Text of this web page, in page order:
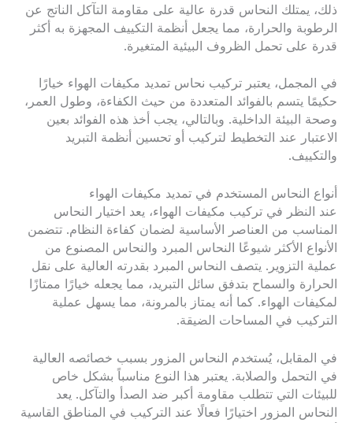
ذلك، يمتلك النحاس قدرة عالية على مقاومة التآكل الناتج عن
الرطوبة والحرارة، مما يجعل أنظمة التكييف المجهزة به أكثر
قدرة على تحمل الظروف البيئية المتغيرة.
في المجمل، يعتبر تركيب نحاس تمديد مكيفات الهواء خيارًا
حكيمًا يتسم بالفوائد المتعددة من حيث الكفاءة، وطول العمر،
وصحة البيئة الداخلية. وبالتالي، يجب أخذ هذه الفوائد بعين
الاعتبار عند التخطيط لتركيب أو تحسين أنظمة التبريد
والتكييف.
أنواع النحاس المستخدم في تمديد مكيفات الهواء
عند النظر في تركيب مكيفات الهواء، يعد اختيار النحاس
المناسب من العناصر الأساسية لضمان كفاءة النظام. تتضمن
الأنواع الأكثر شيوعًا النحاس المبرد والنحاس المصنوع من
عملية التزوير. يتصف النحاس المبرد بقدرته العالية على نقل
الحرارة والسماح بتدفق سائل التبريد، مما يجعله خيارًا ممتازًا
لمكيفات الهواء. كما أنه يمتاز بالمرونة، مما يسهل عملية
التركيب في المساحات الضيقة.
في المقابل، يُستخدم النحاس المزور بسبب خصائصه العالية
في التحمل والصلابة. يعتبر هذا النوع مناسباً بشكل خاص
للبيئات التي تتطلب مقاومة أكبر ضد الصدأ والتآكل. يعد
النحاس المزور اختيارًا فعالًا عند التركيب في المناطق القاسية